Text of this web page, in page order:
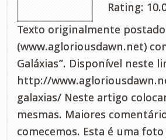
Rating:
Texto originalmente
(www.agloriousdawn.net)
Galáxias”. Disponível neste
http://
galaxias/ Neste artigo
mesmas. Maiores
comecemos. Esta é uma